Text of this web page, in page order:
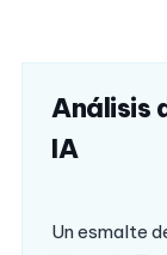
Análisis
IA
Un esmalte